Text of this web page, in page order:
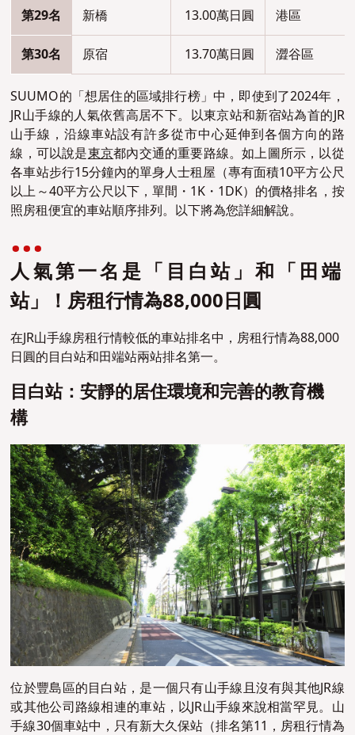
第29名 新橋 13.00萬日圓 港區
第30名 原宿 13.70萬日圓 澀谷區
SUUMO的「想居住的區域排行榜」中，即使到了2024年，
JR山手線的人氣依舊高居不下。以東京站和新宿站為首的JR
山手線，沿線車站設有許多從市中心延伸到各個方向的路
線 ，可以說是東京都內交通的重要路線。如上圖所示 ，以從
各車站步行15分鐘內的單身人士租屋（專有面積10平方公尺
以上～40平方公尺以下，單間・1K・1DK）的價格排名 ， 按
照房租便宜的車站順序排列。以下將為您詳細解說。
人氣第一名是「目白站」和「田端
站」！房租行情為88,000日圓
在JR山手線房租行情較低的車站排名中，房租行情為88,000
日圓的目白站和田端站兩站排名第一。
目白站：安靜的居住環境和完善的教育機
構
位於豐島區的目白站，是一個只有山手線且沒有與其他JR線
或其他公司路線相連的車站，以JR山手線來說相當罕見。山
手線30個車站中，只有新大久保站（排名第11，房租行情為